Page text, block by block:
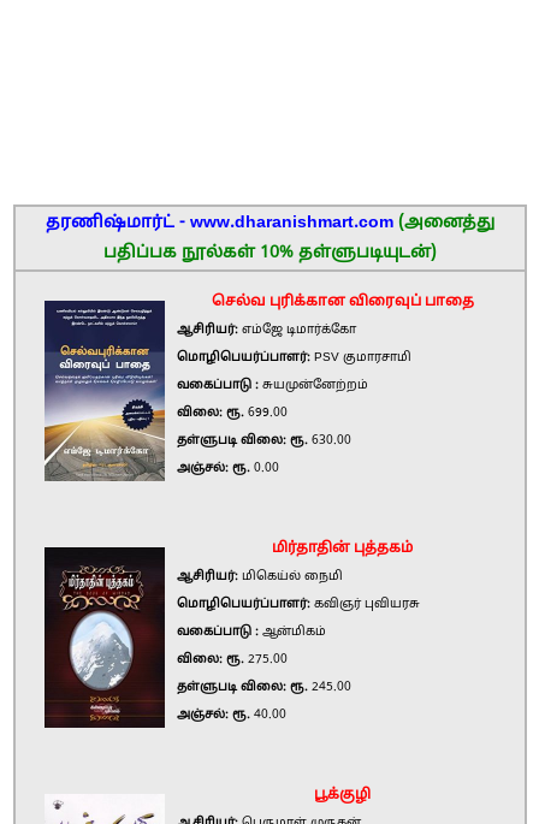
தரணிஷ்மார்ட் - www.dharanishmart.com (அனைத்து
பதிப்பக நூல்கள் 10% தள்ளுபடியுடன்)
செல்வ புரிக்கான விரைவுப் பாதை
ஆசிரியர்: எம்ஜே டிமார்க்கோ
மொழிபெயர்ப்பாளர்: PSV குமாரசாமி
வகைப்பாடு : சுயமுன்னேற்றம்
விலை: ரூ. 699.00
தள்ளுபடி விலை: ரூ. 630.00
அஞ்சல்: ரூ. 0.00
மிர்தாதின் புத்தகம்
ஆசிரியர்: மிகெய்ல் நைமி
மொழிபெயர்ப்பாளர்: கவிஞர் புவியரசு
வகைப்பாடு : ஆன்மிகம்
விலை: ரூ. 275.00
தள்ளுபடி விலை: ரூ. 245.00
அஞ்சல்: ரூ. 40.00
பூக்குழி